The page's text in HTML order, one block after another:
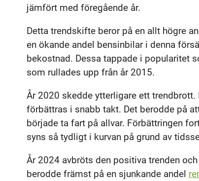
jämfört med föregående år.
Detta trendskifte beror på en allt högre
en ökande andel bensinbilar i denna
bekostnad. Dessa tappade i popularitet
som rullades upp från år 2015.
År 2020 skedde ytterligare ett
förbättras i snabb takt. Det berodde på
började ta fart på allvar. Förbättringen
syns så tydligt i kurvan på grund av
År 2024 avbröts den positiva trenden
berodde främst på en sjunkande andel